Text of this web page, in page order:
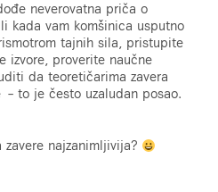
neverovatna priča o
kada vam komšinica usputno
tajnih sila, pristupite
izvore, proverite naučne
da teoretičarima zavera
to je često uzaludan posao.
najzanimljivija?